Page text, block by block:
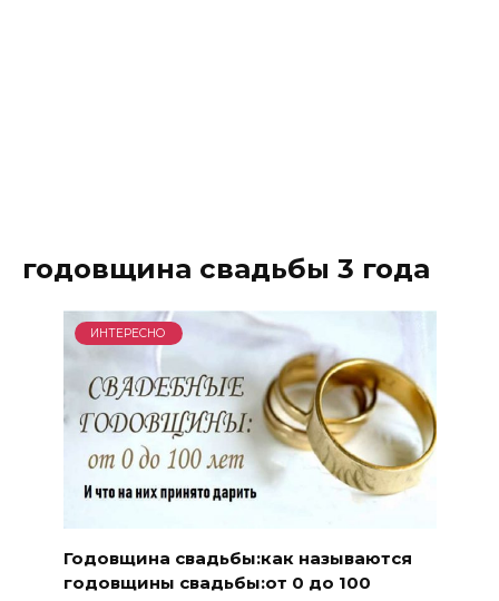
годовщина свадьбы 3 года
ИНТЕРЕСНО
Годовщина свадьбы:как называются
годовщины свадьбы:от 0 до 100